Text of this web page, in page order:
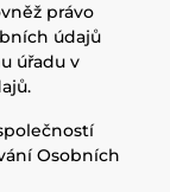
právo
údajů
úřadu v
Osobních